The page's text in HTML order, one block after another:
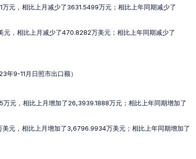
元，相比上月减少了3631.5499万元；相比上年同期减少了
，相比上月减少了470.8282万美元；相比上年同期减少了
年9-11月日照市出口额）
元，相比上月增加了26,3939.1888万元；相比上年同期增加了
元，相比上月增加了3,6796.9934万美元；相比上年同期增加了